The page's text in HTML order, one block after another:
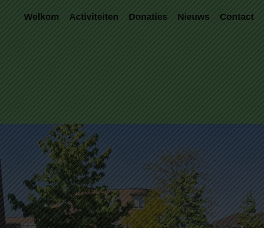
Welkom Activiteiten Donaties Nieuws Contact